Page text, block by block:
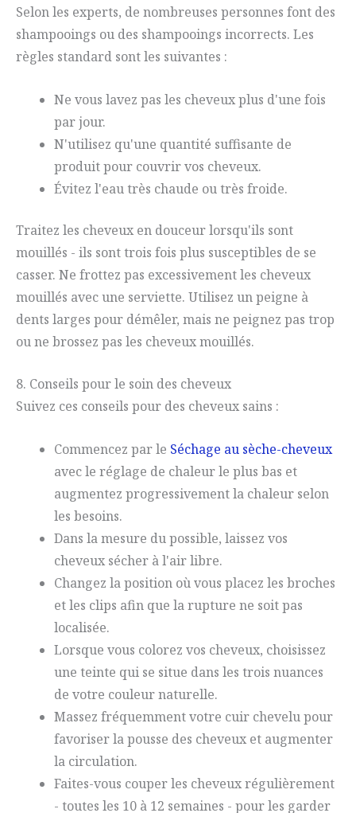
Selon les experts, de nombreuses personnes font des
shampooings ou des shampooings incorrects. Les
règles standard sont les suivantes :
Ne vous lavez pas les cheveux plus d'une fois
par jour.
N'utilisez qu'une quantité suffisante de
produit pour couvrir vos cheveux.
Évitez l'eau très chaude ou très froide.
Traitez les cheveux en douceur lorsqu'ils sont
mouillés - ils sont trois fois plus susceptibles de se
casser. Ne frottez pas excessivement les cheveux
mouillés avec une serviette. Utilisez un peigne à
dents larges pour démêler, mais ne peignez pas trop
ou ne brossez pas les cheveux mouillés.
8. Conseils pour le soin des cheveux
Suivez ces conseils pour des cheveux sains :
Commencez par le Séchage au sèche-cheveux
avec le réglage de chaleur le plus bas et
augmentez progressivement la chaleur selon
les besoins.
Dans la mesure du possible, laissez vos
cheveux sécher à l'air libre.
Changez la position où vous placez les broches
et les clips afin que la rupture ne soit pas
localisée.
Lorsque vous colorez vos cheveux, choisissez
une teinte qui se situe dans les trois nuances
de votre couleur naturelle.
Massez fréquemment votre cuir chevelu pour
favoriser la pousse des cheveux et augmenter
la circulation.
Faites-vous couper les cheveux régulièrement
- toutes les 10 à 12 semaines - pour les garder